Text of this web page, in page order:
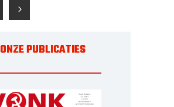
ONZE PUBLICATIES